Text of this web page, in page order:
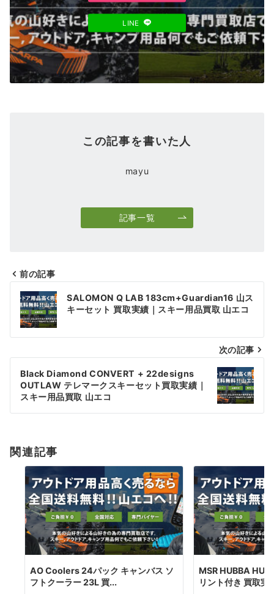
LINE
この記事を書いた人
mayu
記事一覧
投
稿
ナ
ビ
ゲ
ー
シ
ン
前の記事
SALOMON Q LAB 183cm+Guardian16 山ス
キーセット 買取実績｜スキー用品買取 山エコ
次の記事
Black Diamond CONVERT + 22designs
OUTLAW テレマークスキーセット買取実績｜
スキー用品買取 山エコ
関連記事
AO Coolers 24パック キャンバス ソ
フトクーラー 23L 買...
MSR HUBBA
リント付き 買取実